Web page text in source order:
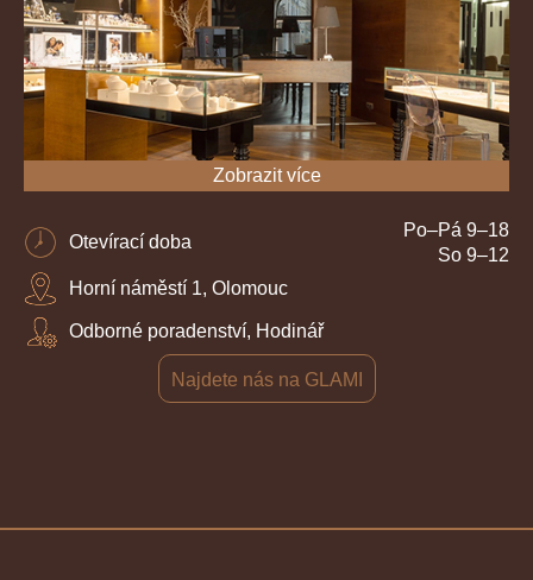
Zobrazit více
Otevírací doba
Po–Pá 9–18
So 9–12
Horní náměstí 1, Olomouc
Odborné poradenství, Hodinář
Najdete nás na GLAMI